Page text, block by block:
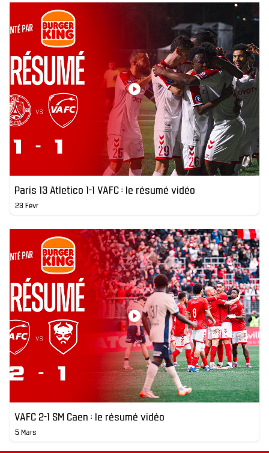
Paris 13 Atletico 1-1 VAFC : le résumé vidéo
23 Févr
VAFC 2-1 SM Caen : le résumé vidéo
5 Mars